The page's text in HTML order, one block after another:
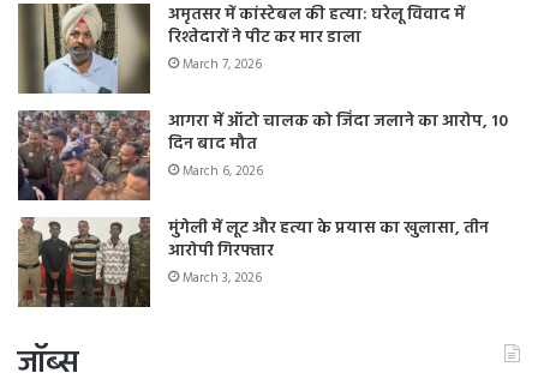
अमृतसर में कांस्टेबल की हत्या: घरेलू विवाद में
रिश्तेदारों ने पीट कर मार डाला
March 7, 2026
आगरा में ऑटो चालक को जिंदा जलाने का आरोप, 10
दिन बाद मौत
March 6, 2026
मुंगेली में लूट और हत्या के प्रयास का खुलासा, तीन
आरोपी गिरफ्तार
March 3, 2026
जॉब्स